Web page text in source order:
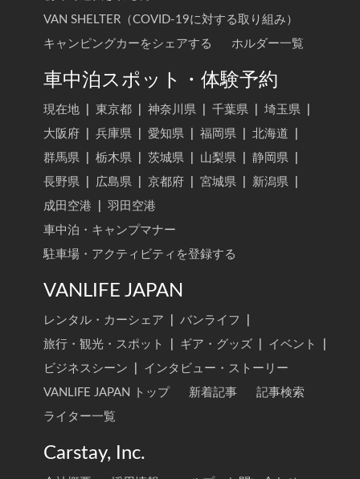
VAN SHELTER（COVID-19に対する取り組み）
キャンピングカーをシェアする
ホルダー一覧
車中泊スポット・体験予約
現在地 東京都 神奈川県 千葉県 埼玉県
大阪府
兵庫県 愛知県 福岡県 北海道
群馬県
栃木県 茨城県 山梨県 静岡県
長野県
広島県 京都府 宮城県 新潟県
成田空港
羽田空港
車中泊・キャンプマナー
駐車場・アクティビティを登録する
VANLIFE JAPAN
レンタル・カーシェア バンライフ
旅行・観光・スポット
ギア・グッズ イベント
ビジネスシーン
インタビュー・ストーリー
VANLIFE JAPAN トップ
新着記事
記事検索
ライター一覧
Carstay, Inc.